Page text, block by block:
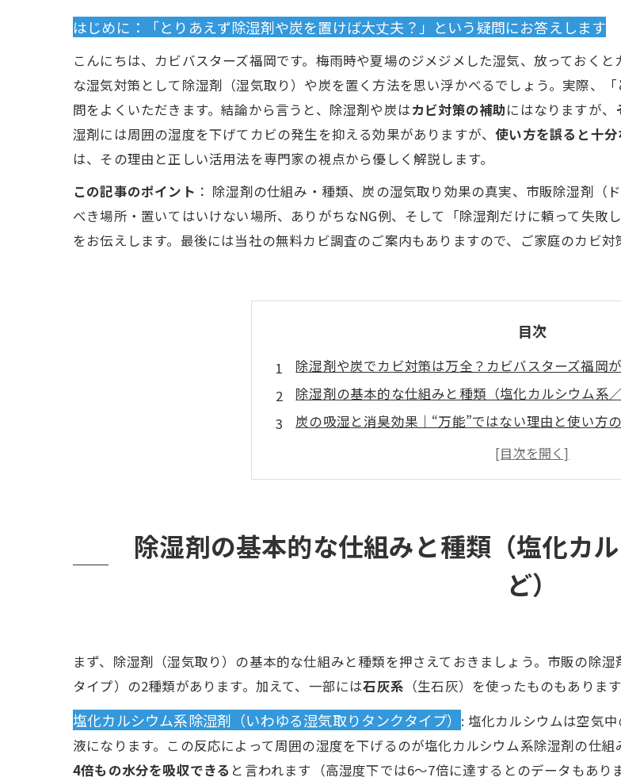
はじめに：「とりあえず除湿剤や炭を置けば大丈夫？」という疑問にお答えします
こんにちは、カビバスターズ福岡です。梅雨時や夏場のジメジメした湿気、放っておく
な湿気対策として除湿剤（湿気取り）や炭を置く方法を思い浮かべるでしょう。実際、
問をよくいただきます。結論から言うと、除湿剤や炭はカビ対策の補助にはなりますが、
湿剤には周囲の湿度を下げてカビの発生を抑える効果がありますが、使い方を誤ると十
は、その理由と正しい活用法を専門家の視点から優しく解説します。
この記事のポイント ： 除湿剤の仕組み・種類、炭の湿気取り効果の真実、市販除湿剤（
べき場所・置いてはいけない場所、ありがちなNG例、そして「除湿剤だけに頼って失敗
をお伝えします。最後には当社の無料カビ調査のご案内もありますので、ご家庭のカビ対
目次
除湿剤や炭でカビ対策は万全？カビバスターズ福岡
除湿剤の基本的な仕組みと種類（塩化カルシウム系
炭の吸湿と消臭効果｜“万能”ではない理由と使い方
実際によく使われる除湿剤製品名の比較（ドライペ
除湿剤や炭の「置いていい場所」と「置いてはいけ
お問い合わせ案内と無料調査のすすめ
除湿剤の基本的な仕組みと種類（塩化カ
ど）
まず、除湿剤（湿気取り）の基本的な仕組みと種類を押さえておきましょう。市販の除湿
タイプ）の2種類があります。加えて、一部には石灰系 （生石灰）を使ったものもありま
塩化カルシウム系除湿剤（いわゆる湿気取りタンクタイプ） : 塩化カルシウムは空気
液になります。この反応によって周囲の湿度を下げるのが塩化カルシウム系除湿剤の仕組
4倍もの水分を吸収できる と言われます（高湿度下では6～7倍に達するとのデータもあ